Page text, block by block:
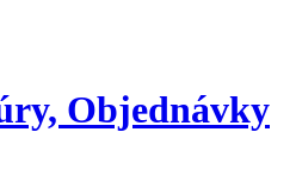
Objednávky